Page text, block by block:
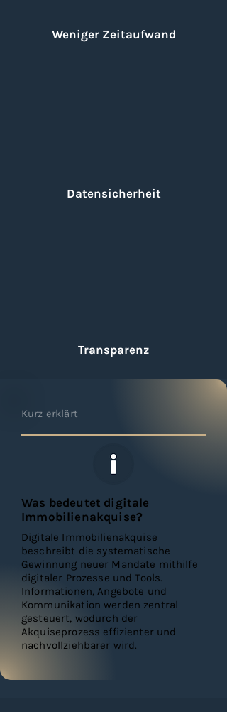
Weniger Zeitaufwand
Datensicherheit
Transparenz
Kurz erklärt
Was bedeutet digitale
Immobilienakquise?
Digitale Immobilienakquise
beschreibt die systematische
Gewinnung neuer Mandate mithilfe
digitaler Prozesse und Tools.
Informationen, Angebote und
Kommunikation werden zentral
gesteuert, wodurch der
Akquiseprozess effizienter und
nachvollziehbarer wird.